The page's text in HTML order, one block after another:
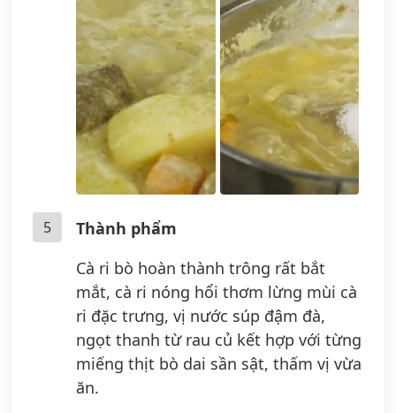
5
Thành phẩm
Cà ri bò hoàn thành trông rất bắt
mắt, cà ri nóng hổi thơm lừng mùi cà
ri đặc trưng, vị nước súp đậm đà,
ngọt thanh từ rau củ kết hợp với từng
miếng thịt bò dai sần sật, thấm vị vừa
ăn.